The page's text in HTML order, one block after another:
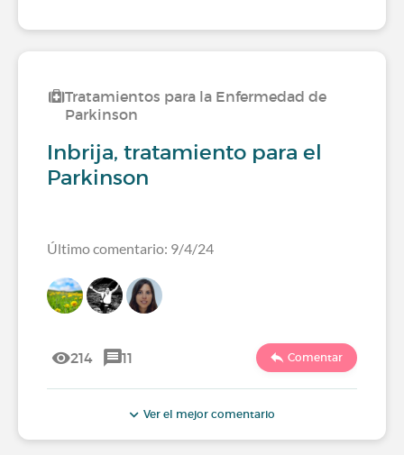
Tratamientos para la Enfermedad de
Parkinson
Inbrija, tratamiento para el
Parkinson
Último comentario: 9/4/24
214 11 Comentar
Ver el mejor comentario